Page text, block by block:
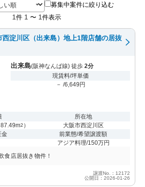
募集中案件に絞り込む
1 件 1 〜 1 件表示
西淀川区（出来島）地上1階店舗の居抜
出来島(阪神なんば線) 徒歩 2分
現賃料/坪単価
－ /6,649円
87.49m2 ）
所在地
大阪市西淀川区
金
前業態/希望譲渡額
アジア料理/150万円
食店居抜き物件！
譲渡No.：12172
公開日：2026-01-26